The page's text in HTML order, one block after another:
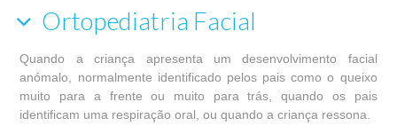
Ortopediatria Facial
Quando a criança apresenta um desenvolvimento facial
anómalo, normalmente identificado pelos pais como o queixo
muito para a frente ou muito para trás, quando os pais
identificam uma respiração oral, ou quando a criança ressona.